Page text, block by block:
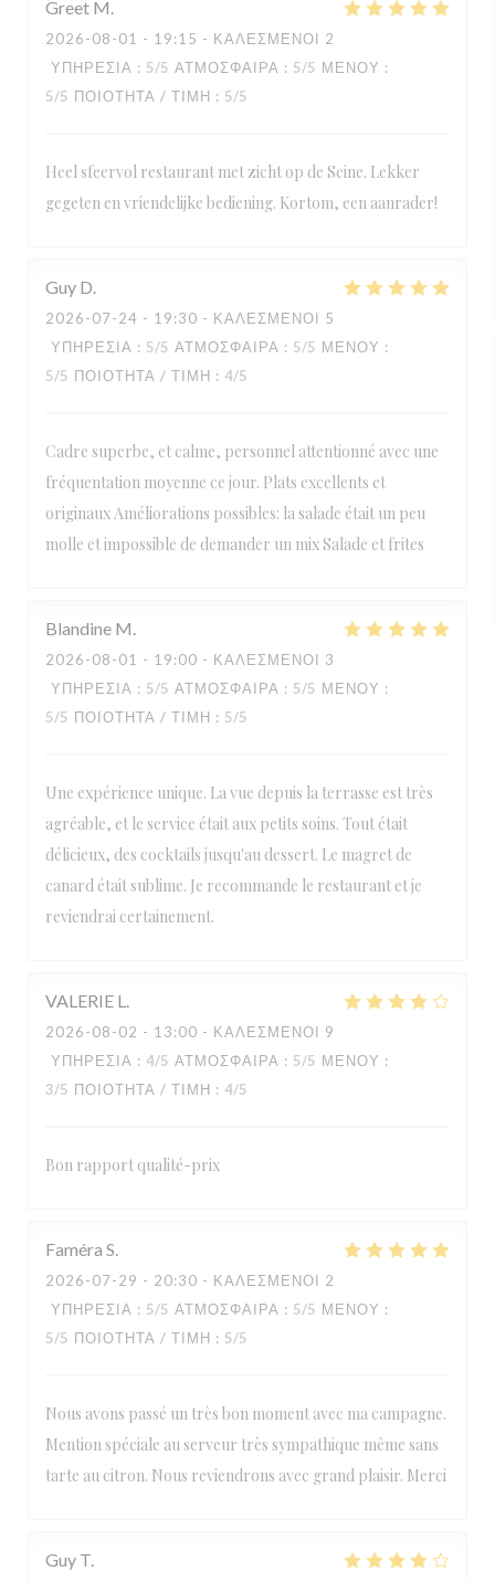
Greet M
2026-08-01 - 19:15 - ΚΑΛΕΣΜΈΝΟΙ 2
ΥΠΗΡΕΣΊΑ : 5/5 ΑΤΜΌΣΦΑΙΡΑ : 5/5 ΜΕΝΟΎ :
5/5 ΠΟΙΌΤΗΤΑ / ΤΙΜΉ : 5/5
Heel sfeervol restaurant met zicht op de Seine. Lekker
gegeten en vriendelijke bediening. Kortom, een aanrader!
Guy D
2026-07-24 - 19:30 - ΚΑΛΕΣΜΈΝΟΙ 5
ΥΠΗΡΕΣΊΑ : 5/5 ΑΤΜΌΣΦΑΙΡΑ : 5/5 ΜΕΝΟΎ :
5/5 ΠΟΙΌΤΗΤΑ / ΤΙΜΉ : 4/5
Cadre superbe, et calme, personnel attentionné avec une
fréquentation moyenne ce jour. Plats excellents et
originaux Améliorations possibles: la salade était un peu
molle et impossible de demander un mix Salade et frites
Blandine M
2026-08-01 - 19:00 - ΚΑΛΕΣΜΈΝΟΙ 3
ΥΠΗΡΕΣΊΑ : 5/5 ΑΤΜΌΣΦΑΙΡΑ : 5/5 ΜΕΝΟΎ :
5/5 ΠΟΙΌΤΗΤΑ / ΤΙΜΉ : 5/5
Une expérience unique. La vue depuis la terrasse est très
agréable, et le service était aux petits soins. Tout était
délicieux, des cocktails jusqu'au dessert. Le magret de
canard était sublime. Je recommande le restaurant et je
reviendrai certainement.
VALERIE L
2026-08-02 - 13:00 - ΚΑΛΕΣΜΈΝΟΙ 9
ΥΠΗΡΕΣΊΑ : 4/5 ΑΤΜΌΣΦΑΙΡΑ : 5/5 ΜΕΝΟΎ :
3/5 ΠΟΙΌΤΗΤΑ / ΤΙΜΉ : 4/5
Bon rapport qualité-prix
Faméra S
2026-07-29 - 20:30 - ΚΑΛΕΣΜΈΝΟΙ 2
ΥΠΗΡΕΣΊΑ : 5/5 ΑΤΜΌΣΦΑΙΡΑ : 5/5 ΜΕΝΟΎ :
5/5 ΠΟΙΌΤΗΤΑ / ΤΙΜΉ : 5/5
Nous avons passé un très bon moment avec ma campagne.
Mention spéciale au serveur très sympathique même sans
tarte au citron. Nous reviendrons avec grand plaisir. Merci
Guy T